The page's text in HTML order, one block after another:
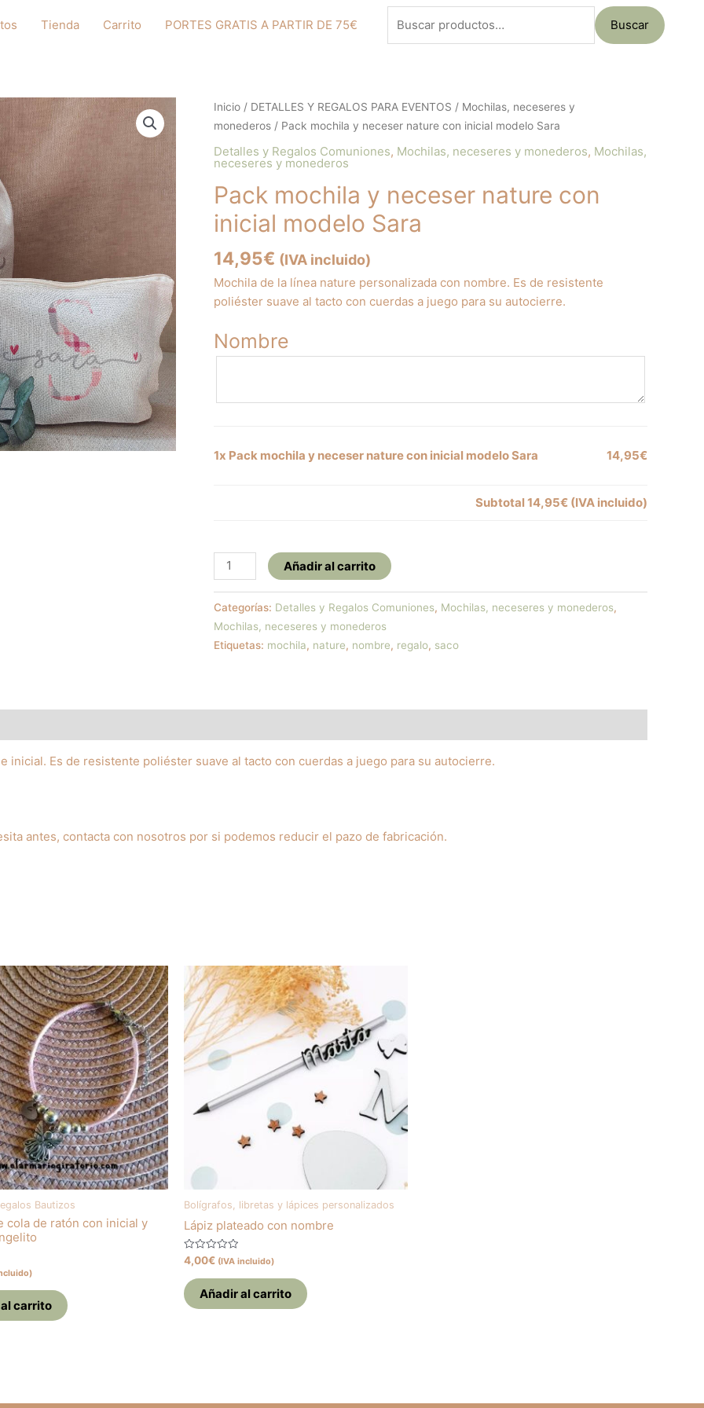
Tienda Carrito PORTES GRATIS A PARTIR DE 75€
por:
Buscar
Inicio / DETALLES Y REGALOS PARA EVENTOS / Mochilas, neceseres y
monederos / Pack mochila y neceser nature con inicial modelo Sara
Detalles y Regalos Comuniones, Mochilas, neceseres y monederos, Mochilas,
neceseres y monederos
Pack mochila y neceser nature con
inicial modelo Sara
14,95€ (IVA incluido)
Mochila de la línea nature personalizada con nombre. Es de resistente
poliéster suave al tacto con cuerdas a juego para su autocierre.
Nombre
1x Pack mochila y neceser nature con inicial modelo Sara 14,95€
Subtotal14,95€ (IVA incluido)
Pack
mochila
neceser
con
Sara
Añadir al carrito
Categorías: Detalles y Regalos Comuniones, Mochilas, neceseres y monederos,
Mochilas, neceseres y monederos
Etiquetas: mochila, nature, nombre, regalo, saco
inicial. Es de resistente poliéster suave al tacto con cuerdas a juego para su autocierre.
antes, contacta con nosotros por si podemos reducir el pazo de fabricación.
Bautizos
cola de ratón con inicial y
carrito
Bolígrafos, libretas y lápices personalizados
Lápiz plateado con nombre
Valorado
con
de
5
4,00€ (IVA incluido)
Añadir al carrito